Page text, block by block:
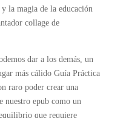
la magia de la educación
collage de
dar a los demás, un
más cálido Guía Práctica
raro poder crear una
nuestro epub como un
que requiere